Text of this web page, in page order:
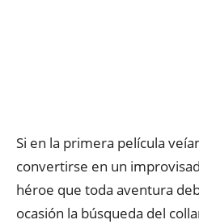
Si en la primera película
convertirse en un
héroe que toda aventura
ocasión la búsqueda del